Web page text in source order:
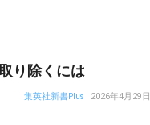
り除くには
集英社新書Plus 2026年4月29日